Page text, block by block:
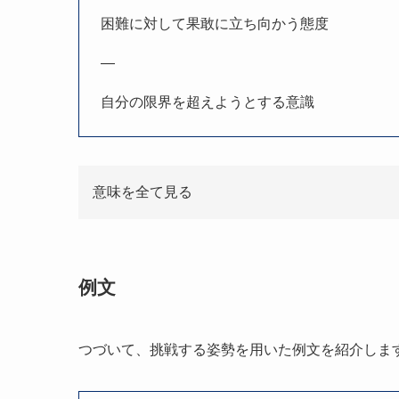
困難に対して果敢に立ち向かう態度
—
自分の限界を超えようとする意識
意味を全て見る
例文
つづいて、挑戦する姿勢を用いた例文を紹介しま